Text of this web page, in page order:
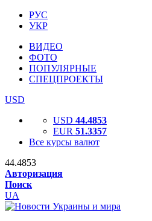
РУС
УКР
ВИДЕО
ФОТО
ПОПУЛЯРНЫЕ
СПЕЦПРОЕКТЫ
USD
USD 44.4853
EUR 51.3357
Все курсы валют
44.4853
Авторизация
Поиск
UA